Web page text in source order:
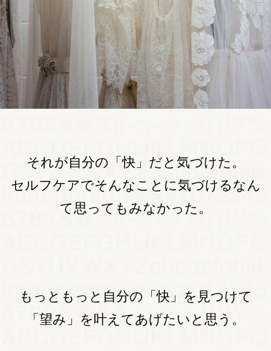
それが自分の「快」だと気づけた。
セルフケアでそんなことに気づけるなん
て思ってもみなかった。
もっともっと自分の「快」を見つけて
「望み」を叶えてあげたいと思う。